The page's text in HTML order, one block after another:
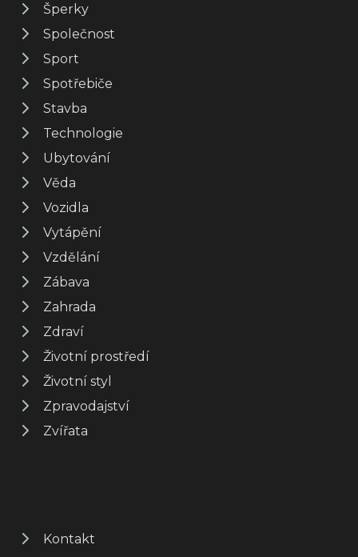
Šperky
Společnost
Sport
Spotřebiče
Stavba
Technologie
Ubytování
Věda
Vozidla
Vytápění
Vzdělání
Zábava
Zahrada
Zdraví
Životní prostředí
Životní styl
Zpravodajství
Zvířata
Kontakt